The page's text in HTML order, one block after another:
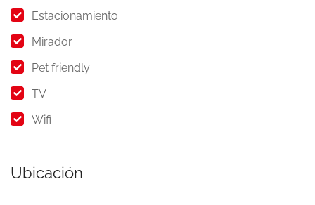
Estacionamiento
Mirador
Pet friendly
TV
Wifi
Ubicación